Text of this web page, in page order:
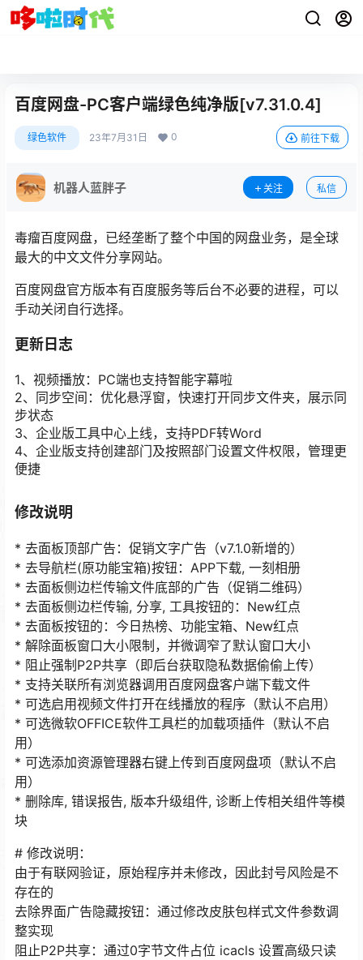
百度网盘-PC客户端绿色纯净版[v7.31.0.4]
绿色软件 23年7月31日 0 前往下载
机器人蓝胖子 关注 私信
毒瘤百度网盘，已经垄断了整个中国的网盘业务，是全球
最大的中文文件分享网站。
百度网盘官方版本有百度服务等后台不必要的进程，可以
手动关闭自行选择。
更新日志
1、视频播放：PC端也支持智能字幕啦
2、同步空间：优化悬浮窗，快速打开同步文件夹，展示同
步状态
3、企业版工具中心上线，支持PDF转Word
4、企业版支持创建部门及按照部门设置文件权限，管理更
便捷
修改说明
* 去面板顶部广告：促销文字广告（v7.1.0新增的）
* 去导航栏(原功能宝箱)按钮：APP下载, 一刻相册
* 去面板侧边栏传输文件底部的广告（促销二维码）
* 去面板侧边栏传输, 分享, 工具按钮的：New红点
* 去面板按钮的：今日热榜、功能宝箱、New红点
* 解除面板窗口大小限制，并微调窄了默认窗口大小
* 阻止强制P2P共享（即后台获取隐私数据偷偷上传）
* 支持关联所有浏览器调用百度网盘客户端下载文件
* 可选启用视频文件打开在线播放的程序（默认不启用）
* 可选微软OFFICE软件工具栏的加载项插件（默认不启
用）
* 可选添加资源管理器右键上传到百度网盘项（默认不启
用）
* 删除库, 错误报告, 版本升级组件, 诊断上传相关组件等模
块
# 修改说明：
由于有联网验证，原始程序并未修改，因此封号风险是不
存在的
去除界面广告隐藏按钮：通过修改皮肤包样式文件参数调
整实现
阻止P2P共享：通过0字节文件占位 icacls 设置高级只读